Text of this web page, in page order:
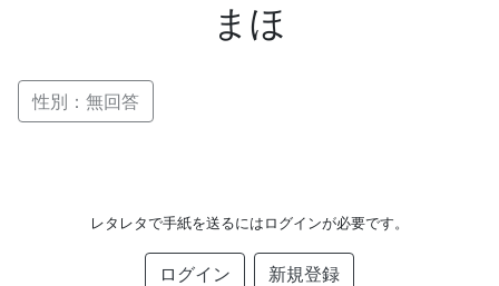
まほ
性別：無回答
レタレタで手紙を送るにはログインが必要です。
ログイン 新規登録